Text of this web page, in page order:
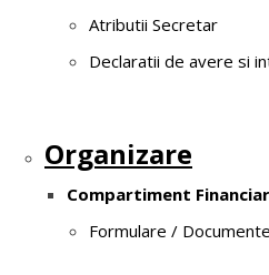
Atributii Secretar
Declaratii de avere si
Organizare
Compartiment
Formulare /